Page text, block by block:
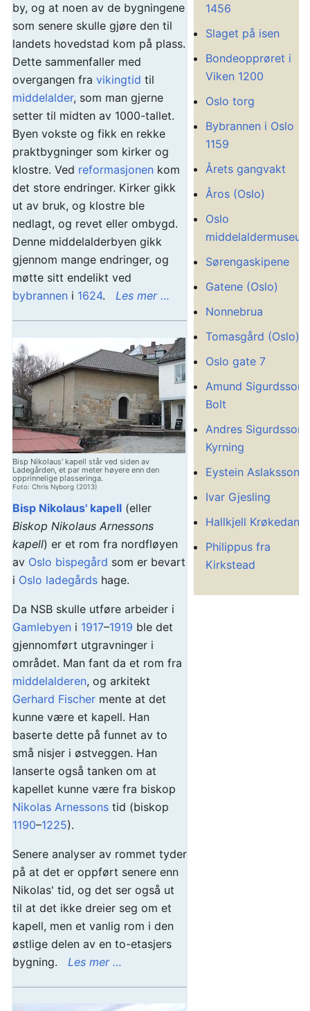
by, og at noen av de bygningene
som senere skulle gjøre den til
landets hovedstad kom på plass.
Dette sammenfaller med
overgangen fra vikingtid til
middelalder, som man gjerne
setter til midten av 1000-tallet.
Byen vokste og fikk en rekke
praktbygninger som kirker og
klostre. Ved reformasjonen kom
det store endringer. Kirker gikk
ut av bruk, og klostre ble
nedlagt, og revet eller ombygd.
Denne middelalderbyen gikk
gjennom mange endringer, og
møtte sitt endelikt ved
bybrannen i 1624. Les mer …
Bisp Nikolaus' kapell står ved siden av
Ladegården, et par meter høyere enn den
opprinnelige plasseringa.
Foto: Chris Nyborg (2013)
Bisp Nikolaus' kapell (eller
Biskop Nikolaus Arnessons
kapell) er et rom fra nordfløyen
av Oslo bispegård som er bevart
i Oslo ladegårds hage.
Da NSB skulle utføre arbeider i
Gamlebyen i 1917–1919 ble det
gjennomført utgravninger i
området. Man fant da et rom fra
middelalderen, og arkitekt
Gerhard Fischer mente at det
kunne være et kapell. Han
baserte dette på funnet av to
små nisjer i østveggen. Han
lanserte også tanken om at
kapellet kunne være fra biskop
Nikolas Arnessons tid (biskop
1190–1225).
Senere analyser av rommet tyder
på at det er oppført senere enn
Nikolas' tid, og det ser også ut
til at det ikke dreier seg om et
kapell, men et vanlig rom i den
østlige delen av en to-etasjers
bygning. Les mer …
1456
Slaget på isen
Bondeopprøret i
Viken 1200
Oslo torg
Bybrannen i Oslo
1159
Årets gangvakt
Åros (Oslo)
Oslo
middelaldermuseum
Sørengaskipene
Gatene (Oslo)
Nonnebrua
Tomasgård (Oslo)
Oslo gate 7
Amund Sigurdsson
Bolt
Andres Sigurdsson
Kyrning
Eystein Aslaksson
Ivar Gjesling
Hallkjell Krøkedans
Philippus fra
Kirkstead